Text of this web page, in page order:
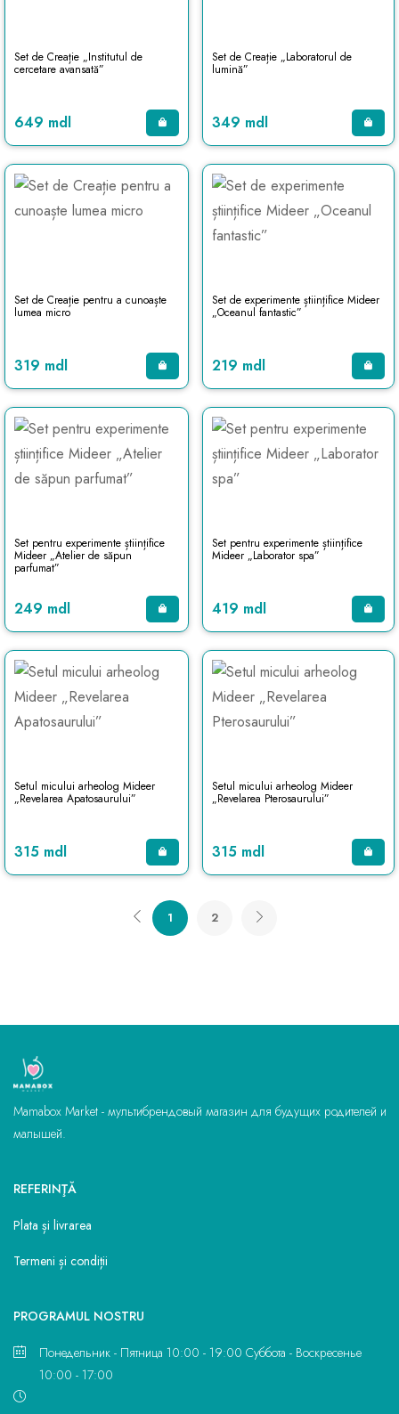
Set de Creație „Institutul de
cercetare avansată”
649 mdl
Set de Creație „Laboratorul de
lumină”
349 mdl
Set de Creație pentru a cunoaște
lumea micro
319 mdl
Set de experimente științifice Mideer
„Oceanul fantastic”
219 mdl
Set pentru experimente științifice
Mideer „Atelier de săpun
parfumat”
249 mdl
Set pentru experimente științifice
Mideer „Laborator spa”
419 mdl
Setul micului arheolog Mideer
„Revelarea Apatosaurului”
315 mdl
Setul micului arheolog Mideer
„Revelarea Pterosaurului”
315 mdl
1 2
Mamabox Market - мультибрендовый магазин для будущих родителей и
малышей.
REFERINŢĂ
Plata și livrarea
Termeni și condiții
PROGRAMUL NOSTRU
Понедельник - Пятница 10:00 - 19:00 Суббота - Воскресенье
10:00 - 17:00